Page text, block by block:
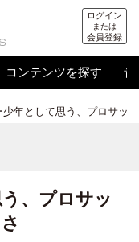
ログイン
または
会員登録
コンテンツを探す 音
少年として思う、プロサッ
、プロサッ